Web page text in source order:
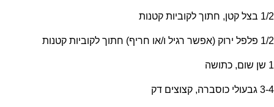
1/2 בצל קטן, חתוך לקוביות קטנות
1/2 פלפל ירוק (אפשר רגיל ו/או חריף) חתוך לקוביות קטנות
1 שן שום, כתושה
3-4 גבעולי כוסברה, קצוצים דק